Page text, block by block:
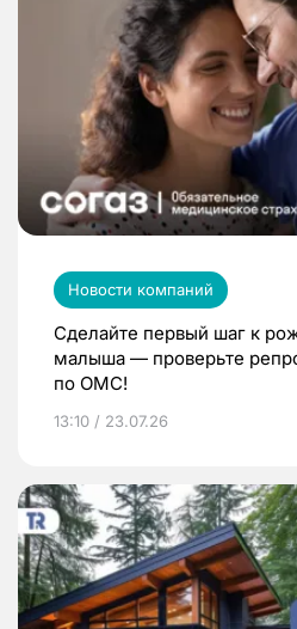
Новости компаний
Сделайте первый шаг к
малыша — проверьте
по ОМС!
13:10 / 23.07.26